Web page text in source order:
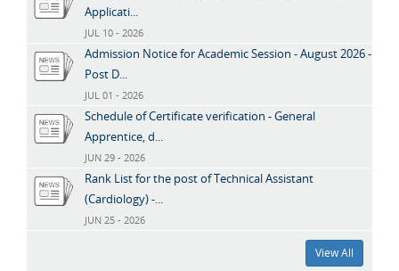
Applicati...
JUL 10 - 2026
Admission Notice for Academic Session - August 2026 -
Post D...
JUL 01 - 2026
Schedule of Certificate verification - General
Apprentice, d...
JUN 29 - 2026
Rank List for the post of Technical Assistant
(Cardiology) -...
JUN 25 - 2026
View All